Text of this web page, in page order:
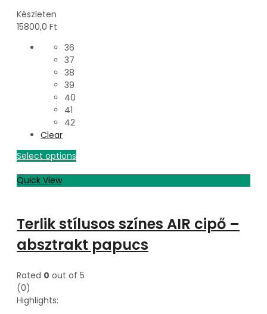
Készleten
15800,0 Ft
36
37
38
39
40
41
42
Clear
Select options
Quick View
Terlik stílusos színes AIR cipő –
absztrakt papucs
Rated 0 out of 5
(0)
Highlights: